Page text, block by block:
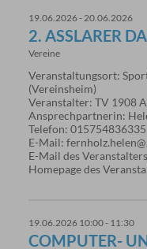
19.06.2026 - 20.06.2026
2. ASSLARER
Vereine
Veranstaltungsort:
(Vereinsheim)
Veranstalter: TV 1908
Ansprechpartnerin:
Telefon: 015754836335
E-Mail:
E-Mail des
Homepage des
19.06.2026 10:00 - 11:30
COMPUTER-